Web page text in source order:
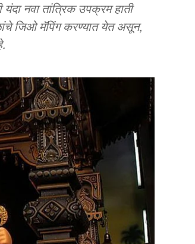
यंदा नवा तांत्रिक उपक्रम हाती
जिओ मॅपिंग करण्यात येत असून,